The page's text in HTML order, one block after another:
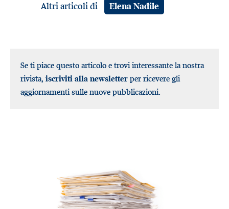
Altri articoli di Elena Nadile
Se ti piace questo articolo e trovi interessante la nostra
rivista, iscriviti alla newsletter per ricevere gli
aggiornamenti sulle nuove pubblicazioni.